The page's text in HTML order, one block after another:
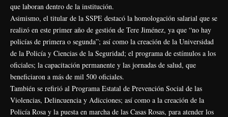
que laboran dentro de la institución.
Asimismo, el titular de la SSPE destacó la homologación salarial que se
realizó en este primer año de gestión de Tere Jiménez, ya que “no hay
policías de primera o segunda”; así como la creación de la Universidad
de la Policía y Ciencias de la Seguridad; el programa de estímulos a los
oficiales; la capacitación permanente y las jornadas de salud, que
beneficiaron a más de mil 500 oficiales.
También se refirió al Programa Estatal de Prevención Social de las
Violencias, Delincuencia y Adicciones; así como a la creación de la
Policía Rosa y la puesta en marcha de las Casas Rosas, para atender los